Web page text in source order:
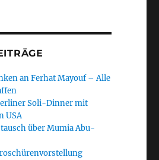
an Ferhat Mayouf – Alle
Soli-Dinner mit
USA
über Mumia Abu-